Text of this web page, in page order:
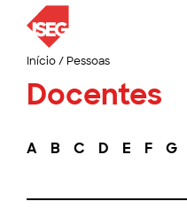
Início/ Pessoas
Docentes
A B C D E F G